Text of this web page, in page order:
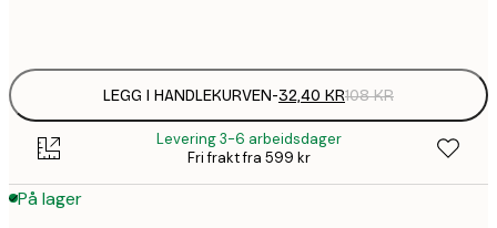
LEGG I HANDLEKURVEN-32,40 KR108 KR
Levering 3-6 arbeidsdager
Fri frakt fra 599 kr
På lager